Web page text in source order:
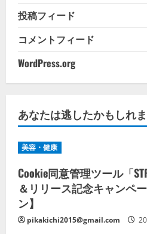
投稿フィード
コメントフィード
WordPress.org
あなたは逃したかもしれ
美容・健康
Cookie同意管理ツール「
＆リリース記念キャンペ
ン】
pikakichi2015@gmail.com